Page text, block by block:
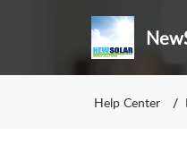
Help Center